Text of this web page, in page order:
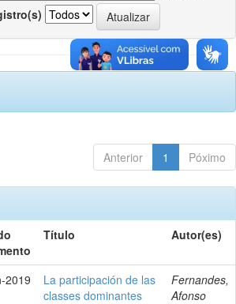
Anterior 1 Póximo
Título Autor(es)
2019
La participación de las
classes dominantes
Fernandes,
Afonso